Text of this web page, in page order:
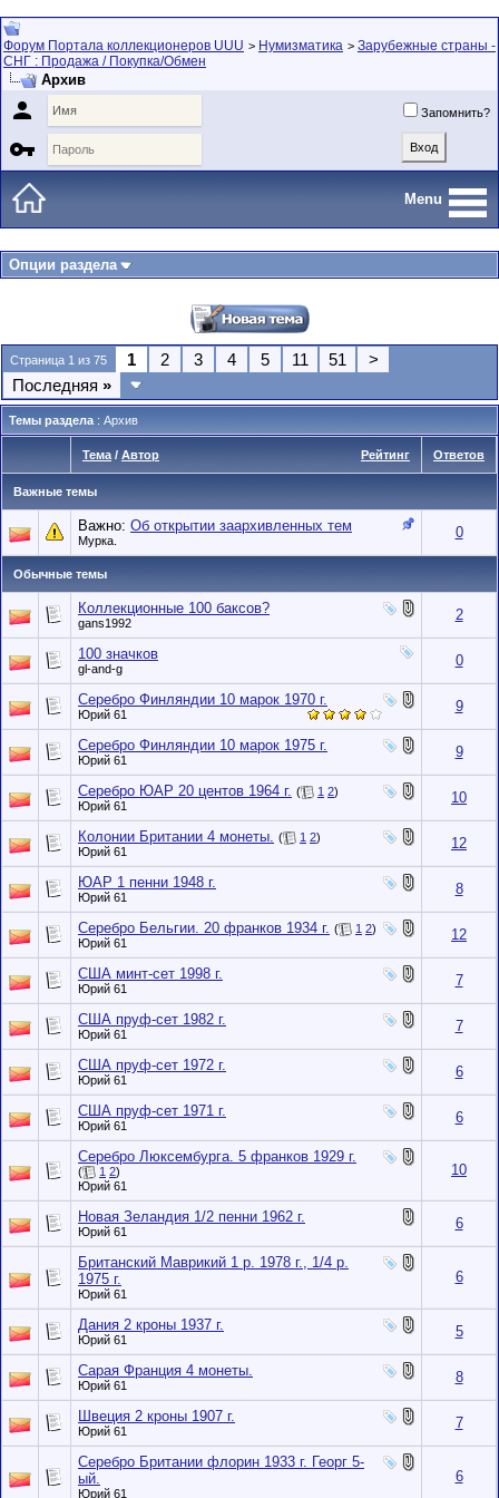
Форум Портала коллекционеров UUU > Нумизматика > Зарубежные страны -
СНГ : Продажа / Покупка/Обмен
Архив
 Запомнить?

Menu
Опции раздела
Страница 1 из 75 1 2 3 4 5 11 51
>
Последняя »
Темы раздела : Архив
Рейтинг
Тема / Автор Ответов
Важные темы
Важно: Об открытии заархивленных тем
Мурка. 0
Обычные темы
Коллекционные 100 баксов?
gans1992 2
100 значков
gl-and-g 0
Серебро Финляндии 10 марок 1970 г.
Юрий 61 9
Серебро Финляндии 10 марок 1975 г.
Юрий 61 9
Серебро ЮАР 20 центов 1964 г. ( 1 2)
Юрий 61
10
Колонии Британии 4 монеты. ( 1 2)
Юрий 61
12
ЮАР 1 пенни 1948 г.
Юрий 61 8
Серебро Бельгии. 20 франков 1934 г. ( 1 2)
Юрий 61
12
США минт-сет 1998 г.
Юрий 61 7
США пруф-сет 1982 г.
Юрий 61 7
США пруф-сет 1972 г.
Юрий 61 6
США пруф-сет 1971 г.
Юрий 61 6
Серебро Люксембурга. 5 франков 1929 г.
( 1 2)
Юрий 61
10
Новая Зеландия 1/2 пенни 1962 г.
Юрий 61 6
Британский Маврикий 1 р. 1978 г., 1/4 р.
1975 г.
Юрий 61
6
Дания 2 кроны 1937 г.
Юрий 61 5
Сарая Франция 4 монеты.
Юрий 61 8
Швеция 2 кроны 1907 г.
Юрий 61 7
Серебро Британии флорин 1933 г. Георг 5-
ый.
Юрий 61
6